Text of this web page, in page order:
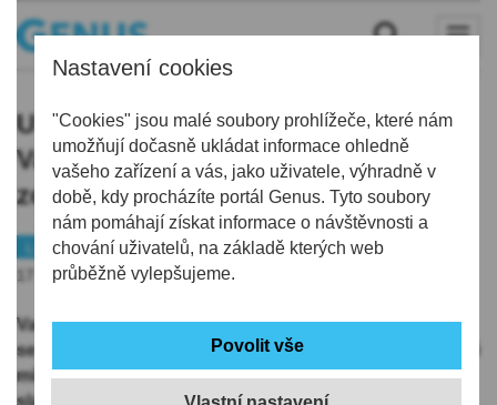
Nastavení cookies
"Cookies" jsou malé soubory prohlížeče, které nám
umožňují dočasně ukládat informace ohledně
vašeho zařízení a vás, jako uživatele, výhradně v
době, kdy procházíte portál Genus. Tyto soubory
nám pomáhají získat informace o návštěvnosti a
chování uživatelů, na základě kterých web
průběžně vylepšujeme.
U Frýdlantu se už šikují vojska,
Valdštejnské slavnosti dvakrát
zopakují bitvu se Švédy
Liberecko
Volný čas
17.05.2019 | 5:59
Valdštejnské slavnosti 2019 mají nabitý program, který
se koná od pátku 17. do neděle 19. května 2019 na řadě
míst Frýdlantu. Chcete během Valdštejnských
slavností pozorovat mumraj ve městě z výšky? Žádný